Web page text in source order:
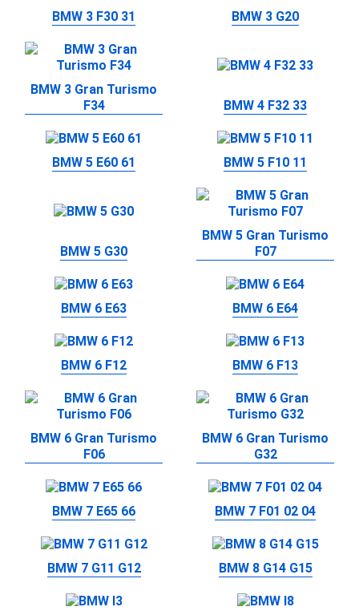
BMW 3 F30 31 BMW 3 G20
BMW 3 Gran Turismo
F34
BMW 4 F32 33
BMW 5 E60 61 BMW 5 F10 11
BMW 5 G30
BMW 5 Gran Turismo
F07
BMW 6 E63 BMW 6 E64
BMW 6 F12 BMW 6 F13
BMW 6 Gran Turismo
F06
BMW 6 Gran Turismo
G32
BMW 7 E65 66 BMW 7 F01 02 04
BMW 7 G11 G12 BMW 8 G14 G15